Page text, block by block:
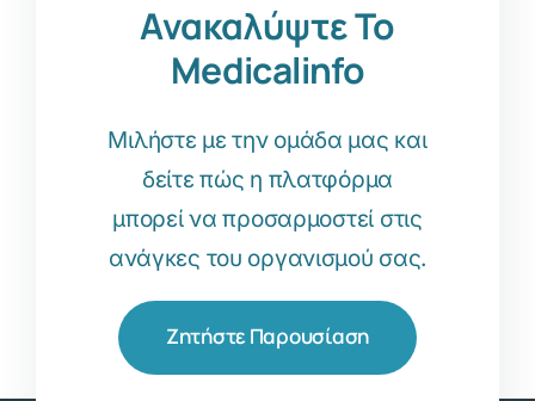
Ανακαλύψτε Το
Medicalinfo
Μιλήστε με την ομάδα μας και
δείτε πώς η πλατφόρμα
μπορεί να προσαρμοστεί στις
ανάγκες του οργανισμού σας.
Ζητήστε Παρουσίαση